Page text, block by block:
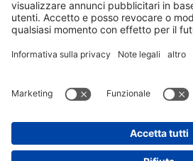
YouTube Glassdoor
INFORMAZIONE LEGALE